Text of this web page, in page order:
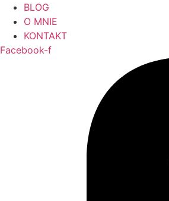
BLOG
O MNIE
KONTAKT
Facebook-f